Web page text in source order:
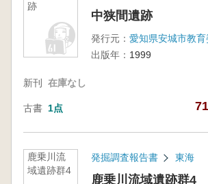
跡
中狭間遺跡
発行元： 愛知県安城市教
出版年： 1999
新刊 在庫なし
古書 1点
鹿乗川流
域遺跡群4
発掘調査報告書 東海
鹿乗川流域遺跡群4